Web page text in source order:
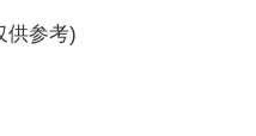
供参考)